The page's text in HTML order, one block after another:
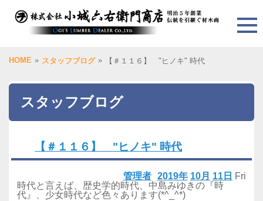
HOME » スタッフブログ » 【＃１１６】 "ヒノキ" 時代
スタッフブログ
【＃１１６】 "ヒノキ" 時代
2019年 10月 11日 Fri
管理者
時代と言えば、歴史学的時代、中島みゆきの『時
代』、少女時代など色々あります(*^_^*)